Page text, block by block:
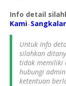
Info detail
Kami - S
Untuk Info
silahkan
tidak memiliki
hubungi
ketentuan